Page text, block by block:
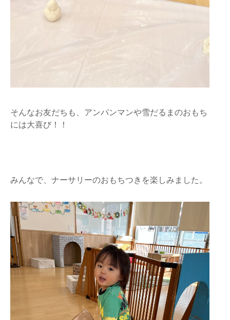
そんなお友だちも、アンパンマンや雪だるまのおもち
には大喜び！！
みんなで、ナーサリーのおもちつきを楽しみました。